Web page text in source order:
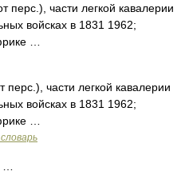
части легкой кавалерии
войсках в 1831 1962;
…
части легкой кавалерии
войсках в 1831 1962;
…